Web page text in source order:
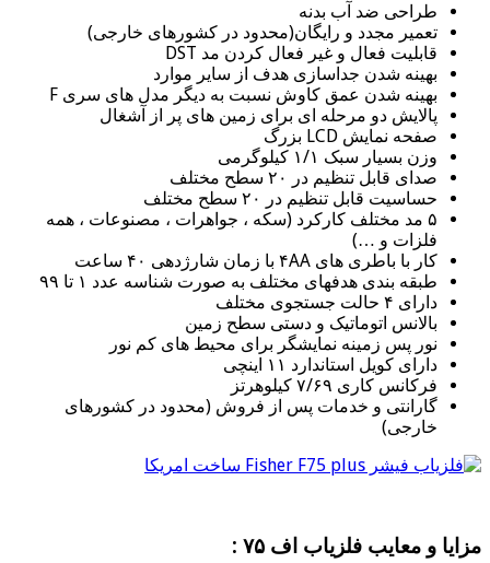
طراحی ضد آب بدنه
تعمیر مجدد و رایگان(محدود در کشورهای خارجی)
قابلیت فعال و غیر فعال کردن مد DST
بهینه شدن جداسازی هدف از سایر موارد
بهینه شدن عمق کاوش نسبت به دیگر مدل های سری F
پالایش دو مرحله ای برای زمین های پر از آشغال
صفحه نمایش LCD بزرگ
وزن بسیار سبک ۱/۱ کیلوگرمی
صدای قابل تنظیم در ۲۰ سطح مختلف
حساسیت قابل تنظیم در ۲۰ سطح مختلف
۵ مد مختلف کارکرد (سکه ، جواهرات ، مصنوعات ، همه
فلزات و …)
کار با باطری های ۴AA با زمان شارژدهی ۴۰ ساعت
طبقه بندی هدفهای مختلف به صورت شناسه عدد ۱ تا ۹۹
دارای ۴ حالت جستجوی مختلف
بالانس اتوماتیک و دستی سطح زمین
نور پس زمینه نمایشگر برای محیط های کم نور
دارای کویل استاندارد ۱۱ اینچی
فرکانس کاری ۷/۶۹ کیلوهرتز
گارانتی و خدمات پس از فروش (محدود در کشورهای
خارجی)
مزایا و معایب فلزیاب اف ۷۵ :